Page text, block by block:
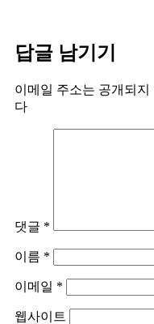
답글 남기기
이메일 주소는 공개되지
다
댓글 *
이름 *
이메일 *
웹사이트